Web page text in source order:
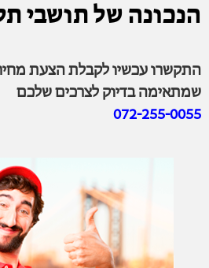
הנכונה של תושבי
התקשרו עכשיו לקבלת הצעת
שמתאימה בדיוק לצרכים שלכם
072-255-0055